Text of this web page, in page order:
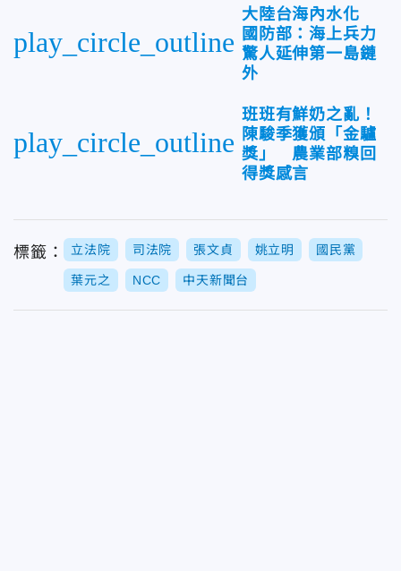
play_circle_outline
大陸台海內水化
國防部：海上兵力
驚人延伸第一島鏈
外
play_circle_outline
班班有鮮奶之亂！
陳駿季獲頒「金驢
獎」 農業部糗回
得獎感言
標籤： 立法院 司法院 張文貞 姚立明 國民黨
葉元之 NCC 中天新聞台